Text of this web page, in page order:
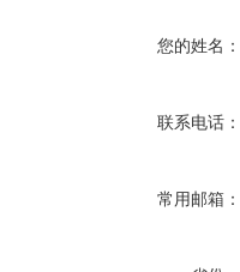
您的姓名：
联系电话：
常用邮箱：